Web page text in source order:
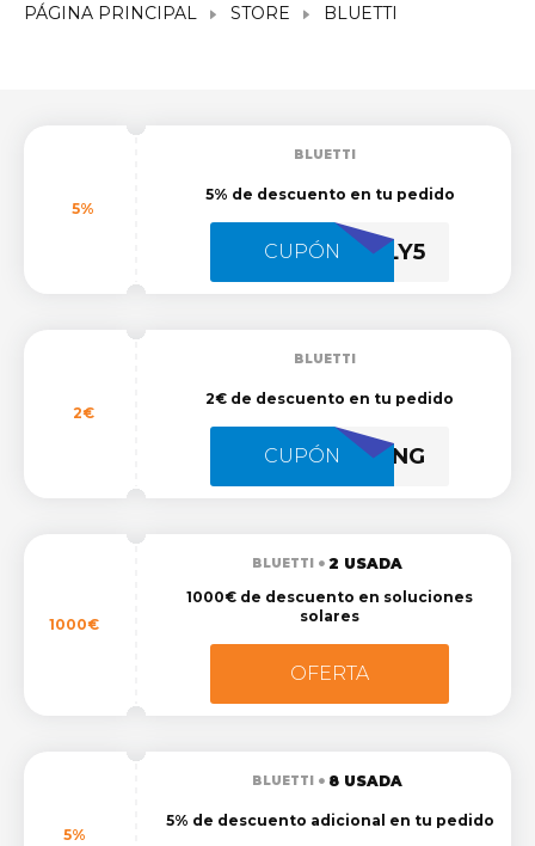
PÁGINA PRINCIPAL STORE BLUETTI
5%
BLUETTI
5% de descuento en tu pedido
CUPÓN JULY5
2€
BLUETTI
2€ de descuento en tu pedido
CUPÓN
BLUETTISPRING
1000€
BLUETTI
2 USADA
1000€ de descuento en soluciones
solares
OFERTA
5%
BLUETTI 8 USADA
5% de descuento adicional en tu pedido